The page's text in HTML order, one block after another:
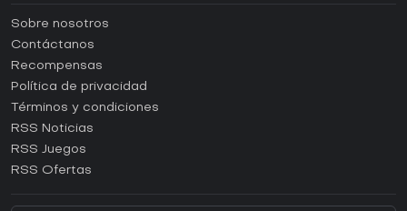
Guías y tutoriales
¿Cómo activar una CD Key de Steam?
¿Cómo activar una CD Key de Epic Games?
¿Cómo activar una CD Key de GOG?
¿Cómo activar una CD Key de Ubisoft Connect?
Sobre nosotros
Contáctanos
Recompensas
Política de privacidad
Términos y condiciones
RSS Noticias
RSS Juegos
RSS Ofertas